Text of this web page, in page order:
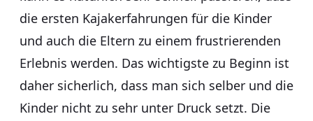
die ersten Kajakerfahrungen für die Kinder
und auch die Eltern zu einem frustrierenden
Erlebnis werden. Das wichtigste zu Beginn ist
daher sicherlich, dass man sich selber und die
Kinder nicht zu sehr unter Druck setzt. Die